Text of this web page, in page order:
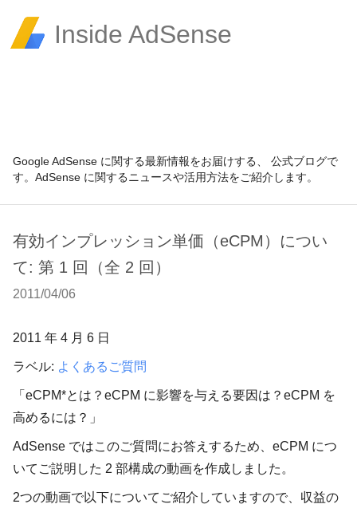
Inside AdSense
Google AdSense に関する最新情報をお届けする、 公式ブログで
す。AdSense に関するニュースや活用方法をご紹介します。
有効インプレッション単価（eCPM）につい
て: 第 1 回（全 2 回）
2011/04/06
2011 年 4 月 6 日
ラベル: よくあるご質問
「eCPM*とは？eCPM に影響を与える要因は？eCPM を
高めるには？」
AdSense ではこのご質問にお答えするため、eCPM につ
いてご説明した 2 部構成の動画を作成しました。
2つの動画で以下についてご紹介していますので、収益の